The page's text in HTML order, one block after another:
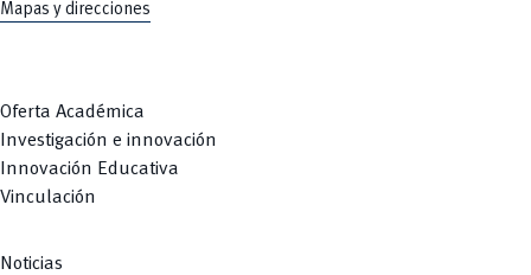
Mapas y direcciones
Oferta Académica
Investigación e innovación
Innovación Educativa
Vinculación
Noticias